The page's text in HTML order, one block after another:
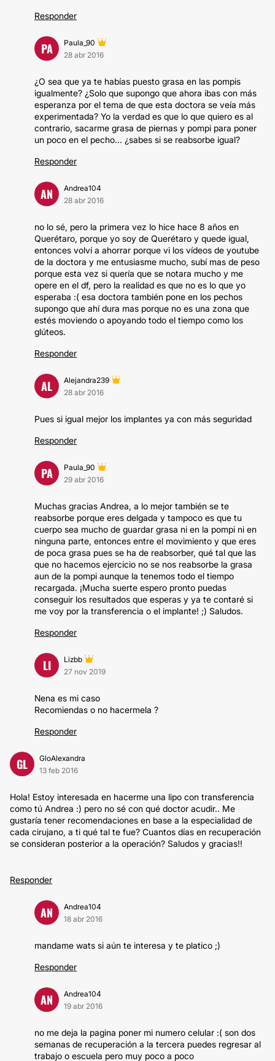
Responder
PA
Paula_90
28 abr 2016
¿O sea que ya te habías puesto grasa en las pompis
igualmente? ¿Solo que supongo que ahora ibas con más
esperanza por el tema de que esta doctora se veía más
experimentada? Yo la verdad es que lo que quiero es al
contrario, sacarme grasa de piernas y pompi para poner
un poco en el pecho... ¿sabes si se reabsorbe igual?
Responder
AN
Andrea104
28 abr 2016
no lo sé, pero la primera vez lo hice hace 8 años en
Querétaro, porque yo soy de Querétaro y quede igual,
entonces volví a ahorrar porque vi los vídeos de youtube
de la doctora y me entusiasme mucho, subí mas de peso
porque esta vez si quería que se notara mucho y me
opere en el df, pero la realidad es que no es lo que yo
esperaba :( esa doctora también pone en los pechos
supongo que ahí dura mas porque no es una zona que
estés moviendo o apoyando todo el tiempo como los
glúteos.
Responder
AL
Alejandra239
28 abr 2016
Pues si igual mejor los implantes ya con más seguridad
Responder
PA
Paula_90
29 abr 2016
Muchas gracias Andrea, a lo mejor también se te
reabsorbe porque eres delgada y tampoco es que tu
cuerpo sea mucho de guardar grasa ni en la pompi ni en
ninguna parte, entonces entre el movimiento y que eres
de poca grasa pues se ha de reabsorber, qué tal que las
que no hacemos ejercicio no se nos reabsorbe la grasa
aun de la pompi aunque la tenemos todo el tiempo
recargada. ¡Mucha suerte espero pronto puedas
conseguir los resultados que esperas y ya te contaré si
me voy por la transferencia o el implante! ;) Saludos.
Responder
LI
Lizbb
27 nov 2019
Nena es mi caso
Recomiendas o no hacermela ?
Responder
GL
GloAlexandra
13 feb 2016
Hola! Estoy interesada en hacerme una lipo con transferencia
como tú Andrea :) pero no sé con qué doctor acudir.. Me
gustaría tener recomendaciones en base a la especialidad de
cada cirujano, a ti qué tal te fue? Cuantos días en recuperación
se consideran posterior a la operación? Saludos y gracias!!
Responder
AN
Andrea104
18 abr 2016
mandame wats si aún te interesa y te platico ;)
Responder
AN
Andrea104
19 abr 2016
no me deja la pagina poner mi numero celular :( son dos
semanas de recuperación a la tercera puedes regresar al
trabajo o escuela pero muy poco a poco